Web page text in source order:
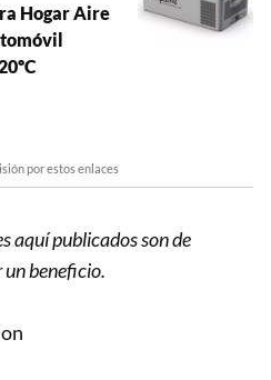
Hogar Aire
por estos enlaces
aquí publicados son de
beneficio.